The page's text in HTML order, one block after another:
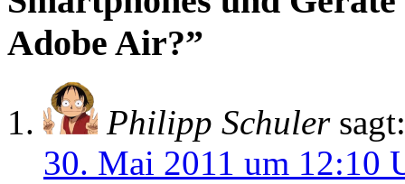
Adobe Air?”
Philipp Schuler sagt:
30. Mai 2011 um 12:10